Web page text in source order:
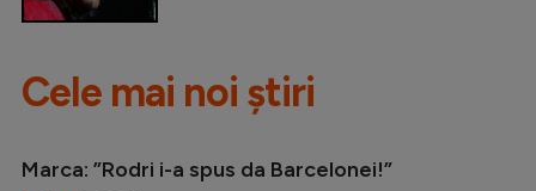
Cele mai noi știri
Marca: ”Rodri i-a spus da Barcelonei!”